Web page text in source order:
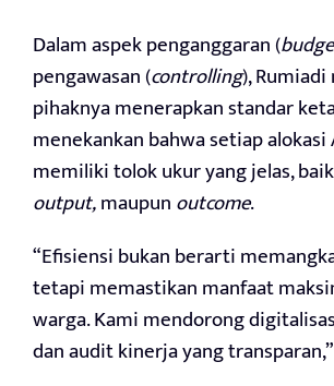
Dalam aspek penganggaran (
pengawasan (controlling),
pihaknya menerapkan standar
menekankan bahwa setiap alokasi
memiliki tolok ukur yang jelas,
output,maupunoutcome.
“Efisiensi bukan berarti
tetapi memastikan manfaat
warga. Kami mendorong
dan audit kinerja yang